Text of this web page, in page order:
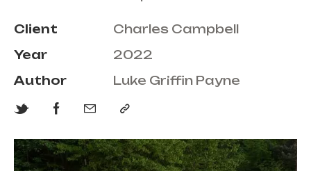
Client
Charles Campbell
Year
2022
Author
Luke Griffin Payne